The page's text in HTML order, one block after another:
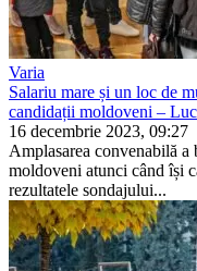
Varia
Salariu mare și un loc de
candidații moldoveni –
16 decembrie 2023, 09:27
Amplasarea convenabilă
moldoveni atunci când își
rezultatele sondajului...